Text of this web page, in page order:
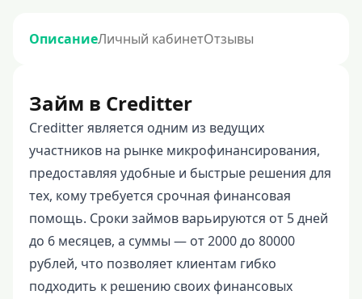
ОписаниеЛичный кабинетОтзывы
Займ в Creditter
Creditter является одним из ведущих
участников на рынке микрофинансирования,
предоставляя удобные и быстрые решения для
тех, кому требуется срочная финансовая
помощь. Сроки займов варьируются от 5 дней
до 6 месяцев, а суммы — от 2000 до 80000
рублей, что позволяет клиентам гибко
подходить к решению своих финансовых